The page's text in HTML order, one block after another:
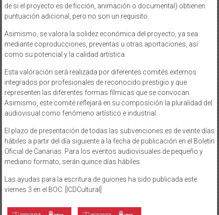
de si el proyecto es de ficción, animación o documental) obtienen
puntuación adicional, pero no son un requisito.
Asimismo, se valora la solidez económica del proyecto, ya sea
mediante coproducciones, preventas u otras aportaciones, así
como su potencial y la calidad artística.
Esta valoración será realizada por diferentes comités externos
integrados por profesionales de reconocido prestigio y que
representen las diferentes formas fílmicas que se convocan.
Asimismo, este comité reflejará en su composición la pluralidad del
audiovisual como fenómeno artístico e industrial.
El plazo de presentación de todas las subvenciones es de veinte días
hábiles a partir del día siguiente a la fecha de publicación en el Boletín
Oficial de Canarias. Para los eventos audiovisuales de pequeño y
mediano formato, serán quince días hábiles.
Las ayudas para la escritura de guiones ha sido publicada este
viernes 3 en el BOC. [ICDCultural]